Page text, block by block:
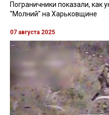
Пограничники показали, как
"Молний" на Харьковщине
07 августа 2025